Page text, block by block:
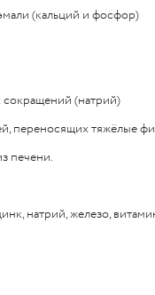
(кальций и фосфор)
сокращений (натрий)
переносящих тяжёлые
печени.
натрий, железо,